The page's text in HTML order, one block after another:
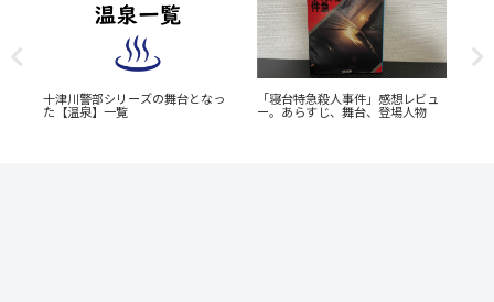
十津川警部シリーズの舞台となっ
た【温泉】一覧
「寝台特急殺人事件」感想レビュ
ー。あらすじ、舞台、登場人物